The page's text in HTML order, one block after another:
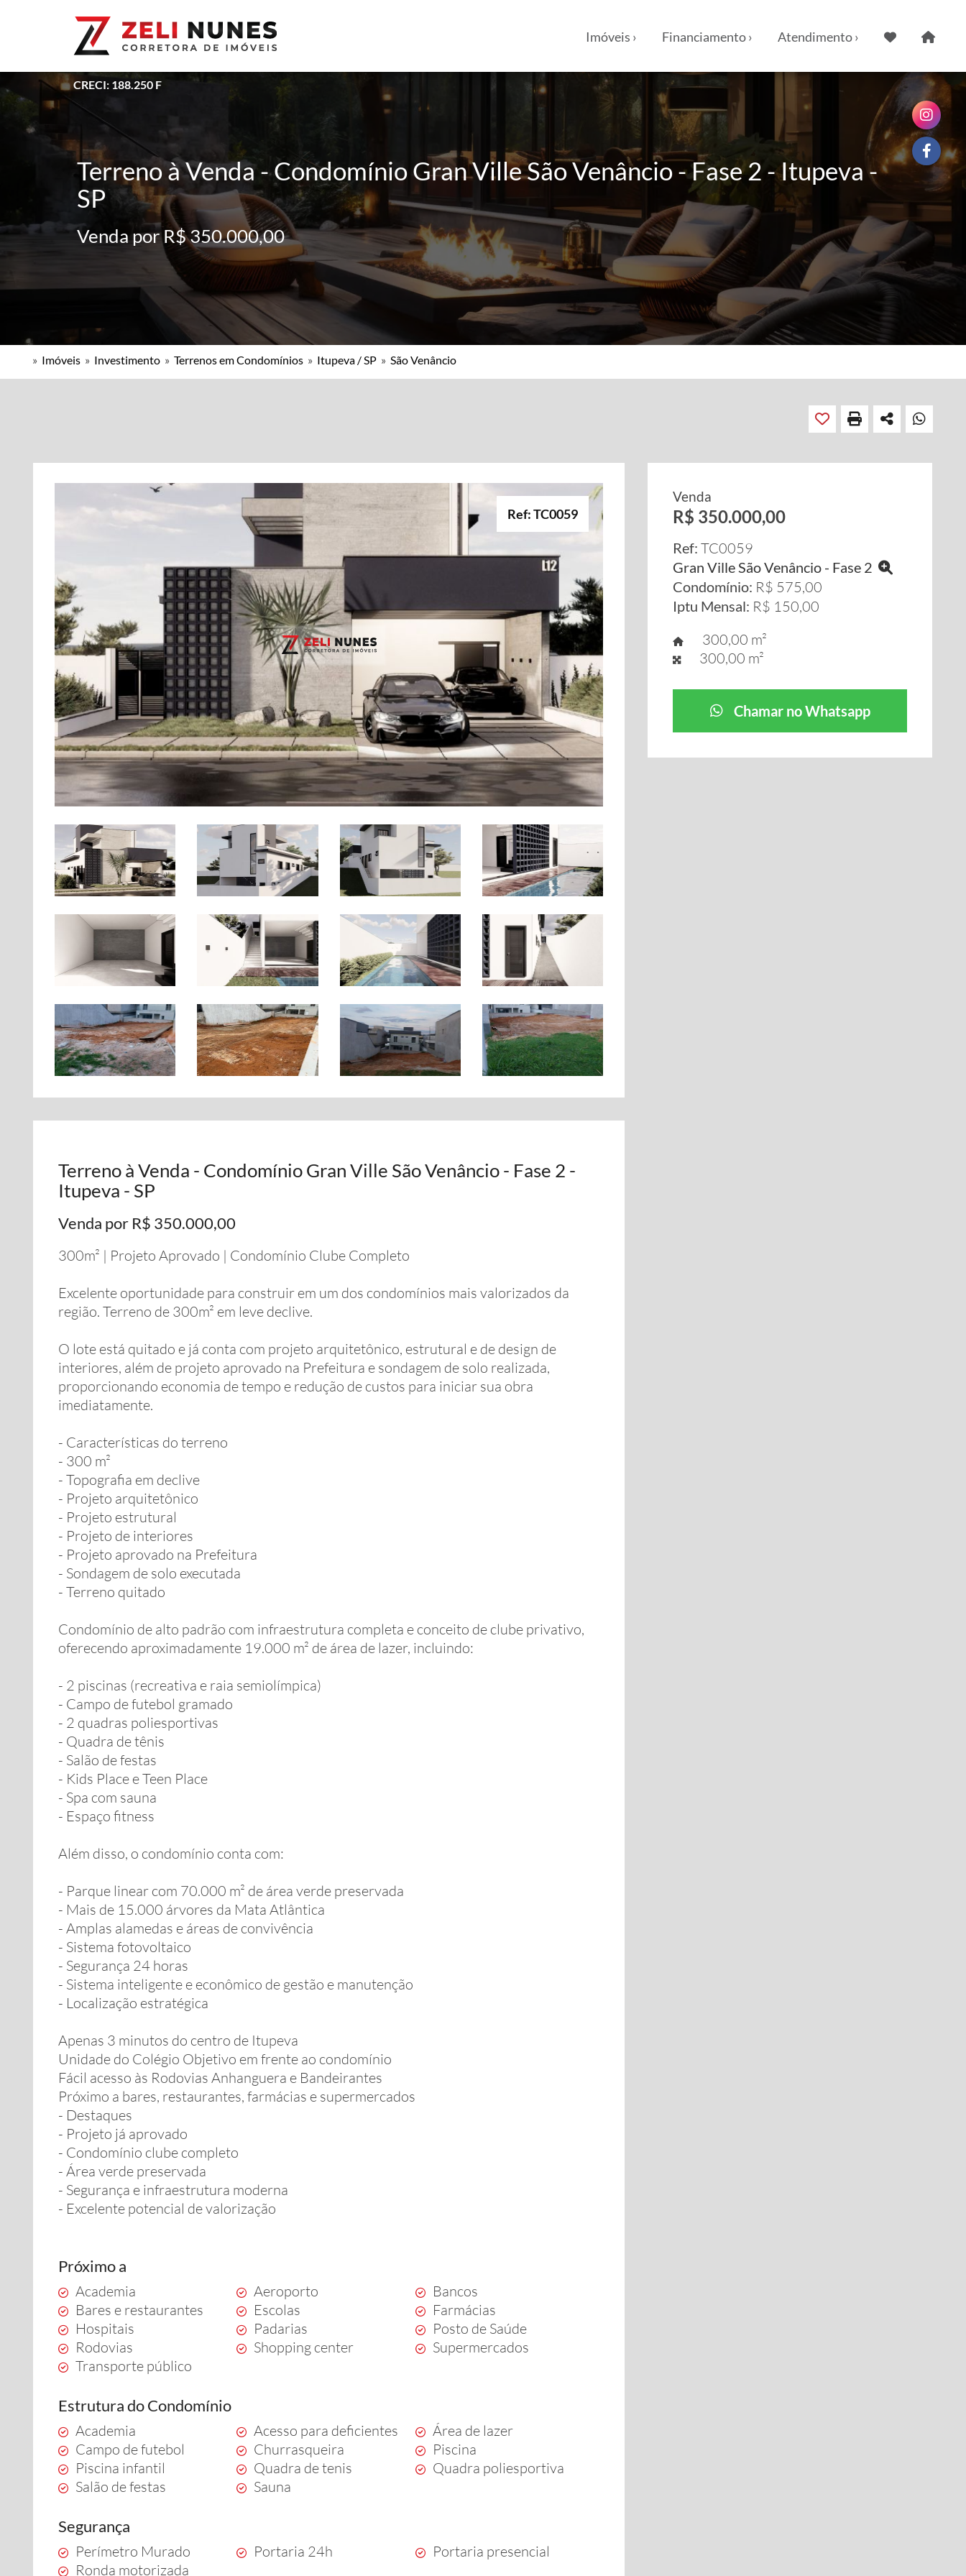
CRECI: 188.250 F
Imóveis › Financiamento › Atendimento ›
Terreno à Venda - Condomínio Gran Ville São Venâncio - Fase 2 - Itupeva -
SP
Venda por R$ 350.000,00
» Imóveis » Investimento » Terrenos em Condomínios » Itupeva / SP » São Venâncio
Ref: TC0059
Terreno à Venda - Condomínio Gran Ville São Venâncio - Fase 2 -
Itupeva - SP
Venda por R$ 350.000,00
300m² | Projeto Aprovado | Condomínio Clube Completo
Excelente oportunidade para construir em um dos condomínios mais valorizados da
região. Terreno de 300m² em leve declive.
O lote está quitado e já conta com projeto arquitetônico, estrutural e de design de
interiores, além de projeto aprovado na Prefeitura e sondagem de solo realizada,
proporcionando economia de tempo e redução de custos para iniciar sua obra
imediatamente.
- Características do terreno
- 300 m²
- Topografia em declive
- Projeto arquitetônico
- Projeto estrutural
- Projeto de interiores
- Projeto aprovado na Prefeitura
- Sondagem de solo executada
- Terreno quitado
Condomínio de alto padrão com infraestrutura completa e conceito de clube privativo,
oferecendo aproximadamente 19.000 m² de área de lazer, incluindo:
- 2 piscinas (recreativa e raia semiolímpica)
- Campo de futebol gramado
- 2 quadras poliesportivas
- Quadra de tênis
- Salão de festas
- Kids Place e Teen Place
- Spa com sauna
- Espaço fitness
Além disso, o condomínio conta com:
- Parque linear com 70.000 m² de área verde preservada
- Mais de 15.000 árvores da Mata Atlântica
- Amplas alamedas e áreas de convivência
- Sistema fotovoltaico
- Segurança 24 horas
- Sistema inteligente e econômico de gestão e manutenção
- Localização estratégica
Apenas 3 minutos do centro de Itupeva
Unidade do Colégio Objetivo em frente ao condomínio
Fácil acesso às Rodovias Anhanguera e Bandeirantes
Próximo a bares, restaurantes, farmácias e supermercados
- Destaques
- Projeto já aprovado
- Condomínio clube completo
- Área verde preservada
- Segurança e infraestrutura moderna
- Excelente potencial de valorização
Próximo a
Academia Aeroporto
Bancos
Bares e restaurantes
Escolas
Farmácias
Hospitais
Padarias
Posto de Saúde
Rodovias
Shopping center
Supermercados
Transporte público
Estrutura do Condomínio
Academia Acesso para deficientes
Área de lazer
Campo de futebol
Churrasqueira
Piscina
Piscina infantil
Quadra de tenis
Quadra poliesportiva
Salão de festas
Sauna
Segurança
Perímetro Murado Portaria 24h
Portaria presencial
Ronda motorizada
Venda
R$ 350.000,00
Ref: TC0059
Gran Ville São Venâncio - Fase 2
Condomínio: R$ 575,00
Iptu Mensal: R$ 150,00
300,00 m²
300,00 m²
Chamar no Whatsapp